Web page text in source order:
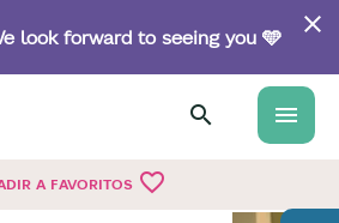
look forward to seeing you 🩵
menu
A FAVORITOS favorite_border